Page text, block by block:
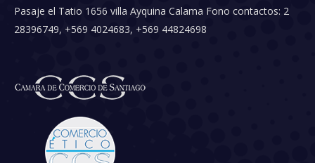
Pasaje el Tatio 1656 villa Ayquina Calama Fono contactos: 2
28396749, +569 4024683, +569 44824698